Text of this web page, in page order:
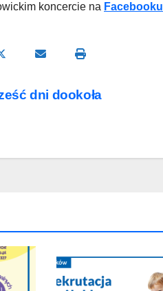
koncercie na Facebooku
dni dookoła